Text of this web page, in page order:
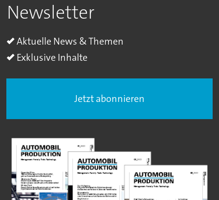
Newsletter
Aktuelle News & Themen
Exklusive Inhalte
Jetzt abonnieren